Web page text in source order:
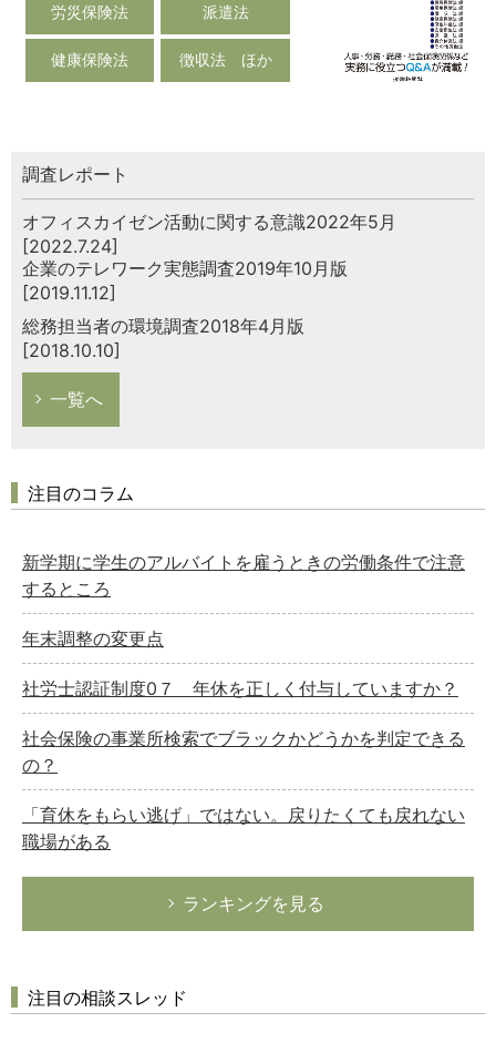
労災保険法 派遣法
健康保険法 徴収法 ほか
調査レポート
オフィスカイゼン活動に関する意識2022年5月
[2022.7.24]
企業のテレワーク実態調査2019年10月版
[2019.11.12]
総務担当者の環境調査2018年4月版
[2018.10.10]
一覧へ
注目のコラム
新学期に学生のアルバイトを雇うときの労働条件で注意
するところ
年末調整の変更点
社労士認証制度0７ 年休を正しく付与していますか？
社会保険の事業所検索でブラックかどうかを判定できる
の？
「育休をもらい逃げ」ではない。戻りたくても戻れない
職場がある
ランキングを見る
注目の相談スレッド